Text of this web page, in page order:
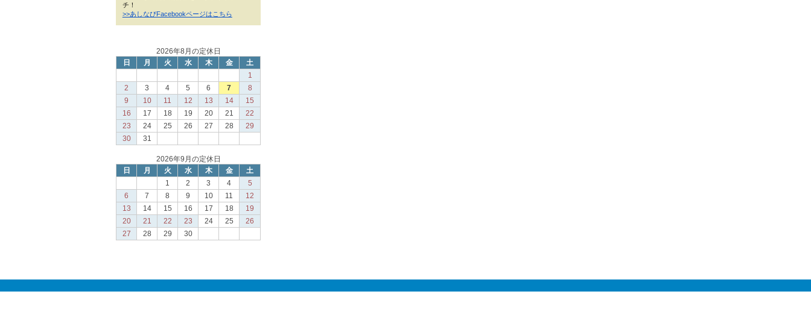
チ！
>>あしなびFacebookページはこちら
2026年8月の定休日
日
月 火 水 木 金
土
1
2
3 4 5 6 7
8
9
10 11 12 13 14
15
16
17 18 19 20 21
22
23
24 25 26 27 28
29
30
31
2026年9月の定休日
日
月 火 水 木 金
土
1
2 3 4
5
6
7 8 9 10 11
12
13
14 15 16 17 18
19
20
21 22 23 24 25
26
27
28 29 30